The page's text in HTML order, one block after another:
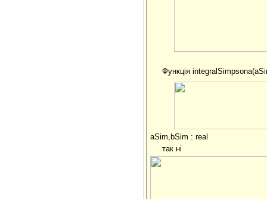
Функція
aSim,bSim : real
так ні